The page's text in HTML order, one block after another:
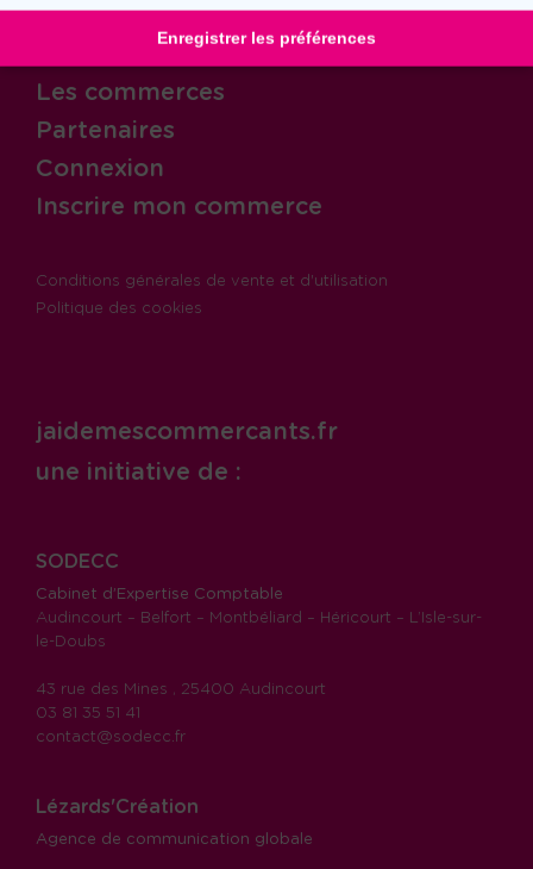
Enregistrer les préférences
Les commerces
Partenaires
Connexion
Inscrire mon commerce
Conditions générales de vente et d'utilisation
Politique des cookies
jaidemescommercants.fr
une initiative de :
SODECC
Cabinet d’Expertise Comptable
Audincourt – Belfort – Montbéliard – Héricourt – L’Isle-sur-
le-Doubs
43 rue des Mines , 25400 Audincourt
03 81 35 51 41
contact@sodecc.fr
Lézards'Création
Agence de communication globale